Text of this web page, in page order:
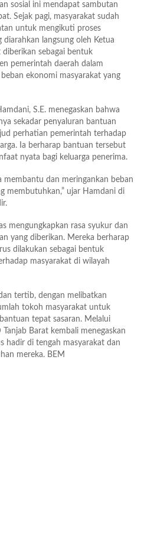
sosial ini mendapat sambutan
Sejak pagi, masyarakat sudah
untuk mengikuti proses
diarahkan langsung oleh Ketua
sebagai bentuk
pemerintah daerah dalam
ekonomi masyarakat yang
S.E. menegaskan bahwa
sekadar penyaluran bantuan
perhatian pemerintah terhadap
Ia berharap bantuan tersebut
nyata bagi keluarga penerima.
membantu dan meringankan beban
membutuhkan,” ujar Hamdani di
mengungkapkan rasa syukur dan
yang diberikan. Mereka berharap
dilakukan sebagai bentuk
masyarakat di wilayah
tertib, dengan melibatkan
tokoh masyarakat untuk
tepat sasaran. Melalui
Barat kembali menegaskan
hadir di tengah masyarakat dan
mereka. BEM